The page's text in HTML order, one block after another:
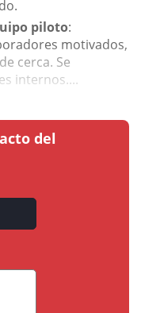
piloto:
motivados,
cerca. Se
internos....
del